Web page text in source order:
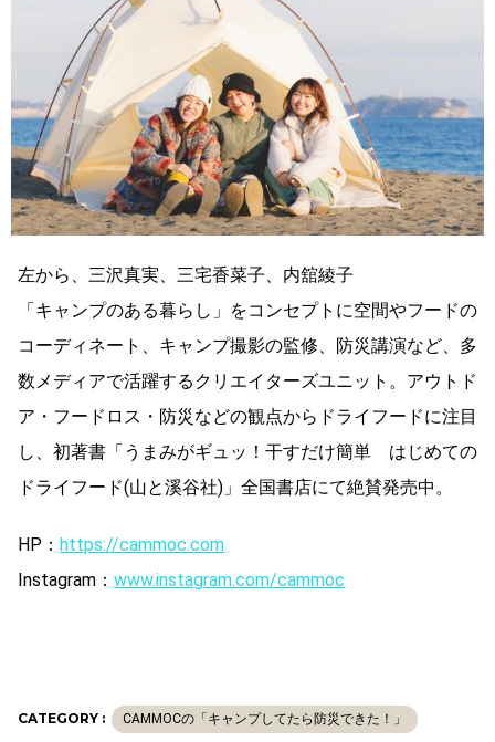
左から、三沢真実、三宅香菜子、内舘綾子
「キャンプのある暮らし」をコンセプトに空間やフードの
コーディネート、キャンプ撮影の監修、防災講演など、多
数メディアで活躍するクリエイターズユニット。アウトド
ア・フードロス・防災などの観点からドライフードに注目
し、初著書「うまみがギュッ！干すだけ簡単 はじめての
ドライフード(山と溪谷社)」全国書店にて絶賛発売中。
HP： https://cammoc.com
Instagram： www.instagram.com/cammoc
CATEGORY : CAMMOCの「キャンプしてたら防災できた！」